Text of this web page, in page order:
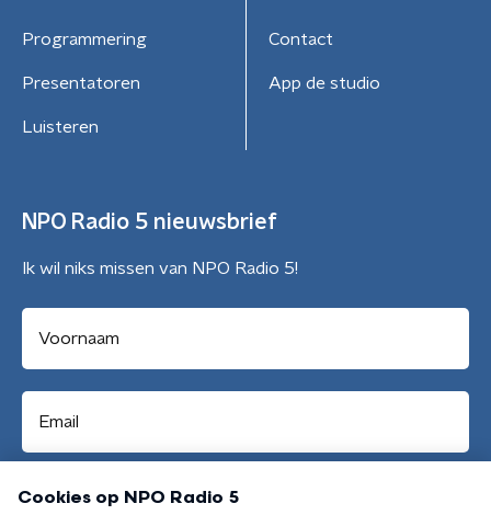
Programmering
Presentatoren
Luisteren
Contact
App de studio
NPO Radio 5 nieuwsbrief
Ik wil niks missen van NPO Radio 5!
Aanmelden